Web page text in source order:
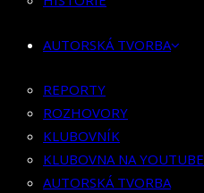
KLUBOVNA NA YOUTUBE
SUPPORTUJEME
PROPOJOVÁNÍ SCÉN
RECENZE
KFN/FESTIVAL
GUESTLIST
AUTORSKÁ TVORBA
REPORTY
ROZHOVORY
KLUBOVNÍK
KLUBOVNA NA YOUTUBE
AUTORSKÁ TVORBA